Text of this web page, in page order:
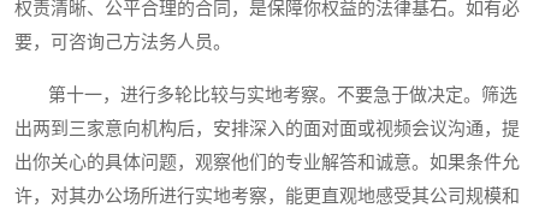
权责清晰、公平合理的合同，是保障你权益的法律基石。如有必
要，可咨询己方法务人员。
第十一，进行多轮比较与实地考察。不要急于做决定。筛选
出两到三家意向机构后，安排深入的面对面或视频会议沟通，提
出你关心的具体问题，观察他们的专业解答和诚意。如果条件允
许，对其办公场所进行实地考察，能更直观地感受其公司规模和